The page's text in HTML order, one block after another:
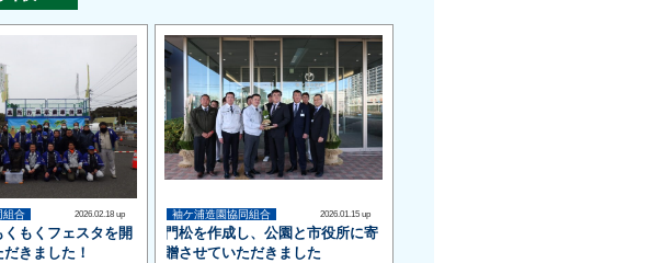
組合 2026.02.18 up
くもくフェスタを開
きました！
袖ケ浦造園協同組合 2026.01.15 up
門松を作成し、公園と市役所に寄
贈させていただきました